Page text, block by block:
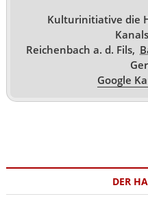
Kulturinitiative die
Reichenbach a. d. Fils,
Google
DER